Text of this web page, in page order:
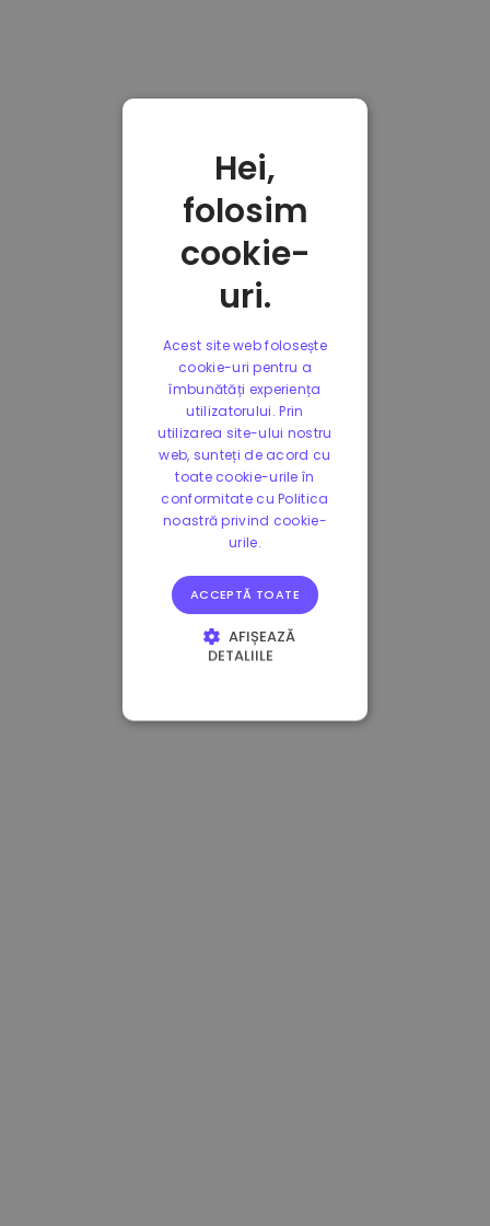
Hei,
folosim
cookie-
uri.
Acest site web folosește
cookie-uri pentru a
îmbunătăți experiența
utilizatorului. Prin
utilizarea site-ului nostru
web, sunteți de acord cu
toate cookie-urile în
conformitate cu Politica
noastră privind cookie-
urile.
ACCEPTĂ TOATE
AFIȘEAZĂ
DETALIILE